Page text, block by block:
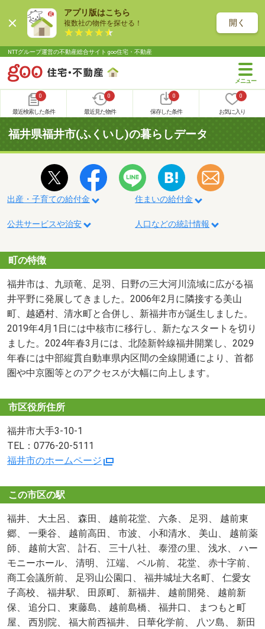
アプリ版はこちら
複数社の物件を探せる！ 開く
NTTグループ運営の不動産総合サイト goo住宅・不動産
0
最近検索した条件
0
最近見た物件
0
保存した条件
0
お気に入り
福井県福井市(ふくいし)の暮らしデータ
出産・子育ての給付金 住まいの給付金
公共サービスや治安 人口などの統計情報
町の特徴
福井市は、九頭竜、足羽、日野の三大河川流域に広がる福
井平野に発展してきました。2006年2月に隣接する美山
町、越廼村、清水町と合併し、新福井市が誕生しました。
2019年4月1日には中核市に移行し、新たなスタートを切り
ました。2024年春3月には、北陸新幹線福井開業し、2029
年春には中部縦貫自動車県内区間の全線開通により、首都
圏や中京圏等とのアクセスが大幅に向上します。
市区役所住所
福井市大手3-10-1
TEL：0776-20-5111
福井市のホームページ
この市区の駅
福井、 大土呂、 森田、 越前花堂、 六条、 足羽、 越前東
郷、 一乗谷、 越前高田、 市波、 小和清水、 美山、 越前薬
師、 越前大宮、 計石、 三十八社、 泰澄の里、 浅水、 ハー
モニーホール、 清明、 江端、 ベル前、 花堂、 赤十字前、
商工会議所前、 足羽山公園口、 福井城址大名町、 仁愛女
子高校、 福井駅、 田原町、 新福井、 越前開発、 越前新
保、 追分口、 東藤島、 越前島橋、 福井口、 まつもと町
屋、 西別院、 福大前西福井、 日華化学前、 八ツ島、 新田